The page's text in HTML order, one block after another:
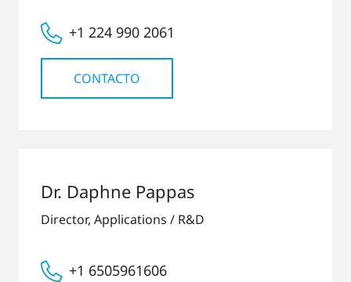
+1 224 990 2061
CONTACTO
Dr. Daphne Pappas
Director, Applications / R&D
+1 6505961606